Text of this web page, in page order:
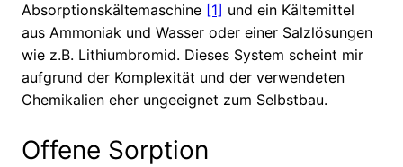
Absorptionskältemaschine [1] und ein Kältemittel
aus Ammoniak und Wasser oder einer Salzlösungen
wie z.B. Lithiumbromid. Dieses System scheint mir
aufgrund der Komplexität und der verwendeten
Chemikalien eher ungeeignet zum Selbstbau.
Offene Sorption